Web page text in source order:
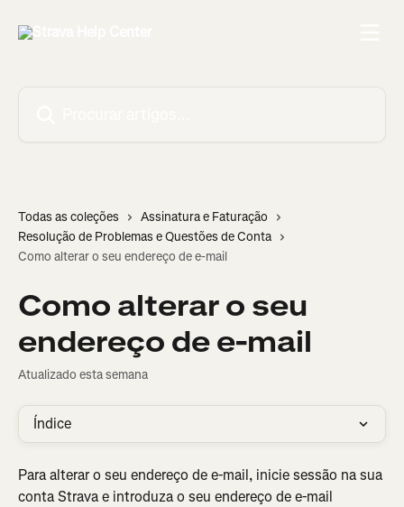
Todas as coleções
Assinatura e Faturação
Resolução de Problemas e Questões de Conta
Como alterar o seu endereço de e-mail
Como alterar o seu
endereço de e-mail
Atualizado esta semana
Índice
Para alterar o seu endereço de e-mail, inicie sessão na sua
conta Strava e introduza o seu endereço de e-mail